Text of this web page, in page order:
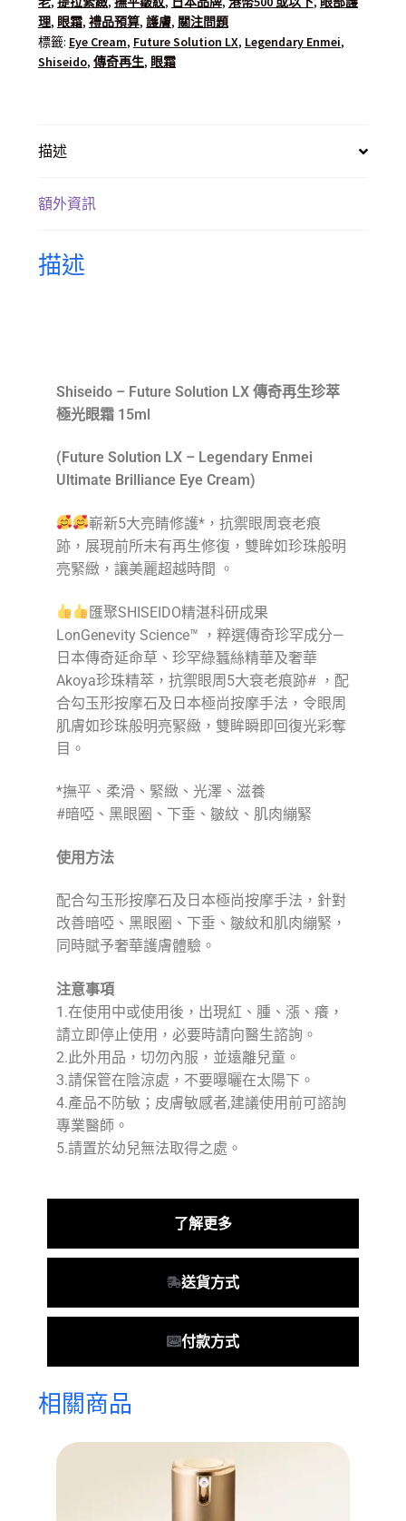
理, 眼霜, 禮品預算, 護膚, 關注問題
標籤: Eye Cream, Future Solution LX, Legendary Enmei,
Shiseido, 傳奇再生, 眼霜
描述
額外資訊
描述
了解更多
送貨方式
付款方式
Shiseido – Future Solution LX 傳奇再生珍萃
極光眼霜 15ml
(Future Solution LX – Legendary Enmei
Ultimate Brilliance Eye Cream)
嶄新5大亮睛修護*，抗禦眼周衰老痕
跡，展現前所未有再生修復，雙眸如珍珠般明
亮緊緻，讓美麗超越時間 。
匯聚SHISEIDO精湛科研成果
LonGenevity Science™ ，粹選傳奇珍罕成分—
日本傳奇延命草、珍罕綠蠶絲精華及奢華
Akoya珍珠精萃，抗禦眼周5大衰老痕跡# ，配
合勾玉形按摩石及日本極尚按摩手法，令眼周
肌膚如珍珠般明亮緊緻，雙眸瞬即回復光彩奪
目。
*撫平、柔滑、緊緻、光澤、滋養
#暗啞、黑眼圈、下垂、皺紋、肌肉繃緊
使用方法
配合勾玉形按摩石及日本極尚按摩手法，針對
改善暗啞、黑眼圈、下垂、皺紋和肌肉繃緊，
同時賦予奢華護膚體驗。
注意事項
1.在使用中或使用後，出現紅、腫、漲、癢，
請立即停止使用，必要時請向醫生諮詢。
2.此外用品，切勿內服，並遠離兒童。
3.請保管在陰涼處，不要曝曬在太陽下。
4.產品不防敏；皮膚敏感者,建議使用前可諮詢
專業醫師。
5.請置於幼兒無法取得之處。
相關商品